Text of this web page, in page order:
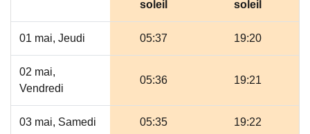
soleil
soleil
01 mai, Jeudi 05:37 19:20
02 mai,
Vendredi
05:36 19:21
03 mai, Samedi 05:35 19:22